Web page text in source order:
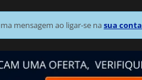
mensagem ao ligar-se nasua conta